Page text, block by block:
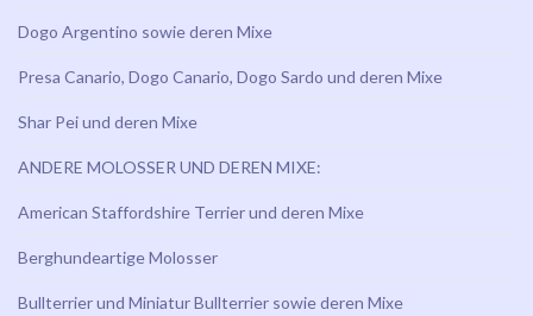
Dogo Argentino sowie deren Mixe
Presa Canario, Dogo Canario, Dogo Sardo und deren Mixe
Shar Pei und deren Mixe
ANDERE MOLOSSER UND DEREN MIXE:
American Staffordshire Terrier und deren Mixe
Berghundeartige Molosser
Bullterrier und Miniatur Bullterrier sowie deren Mixe